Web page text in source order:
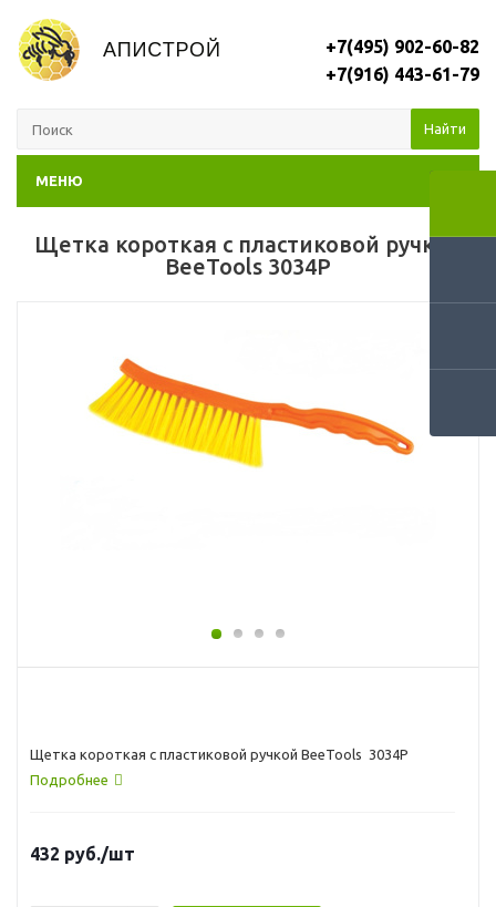
+7(495) 902-60-82
+7(916) 443-61-79
Найти
МЕНЮ
Щетка короткая с пластиковой ручкой
BeeTools 3034P
Щетка короткая с пластиковой ручкой BeeTools 3034P
Подробнее
432 руб./шт